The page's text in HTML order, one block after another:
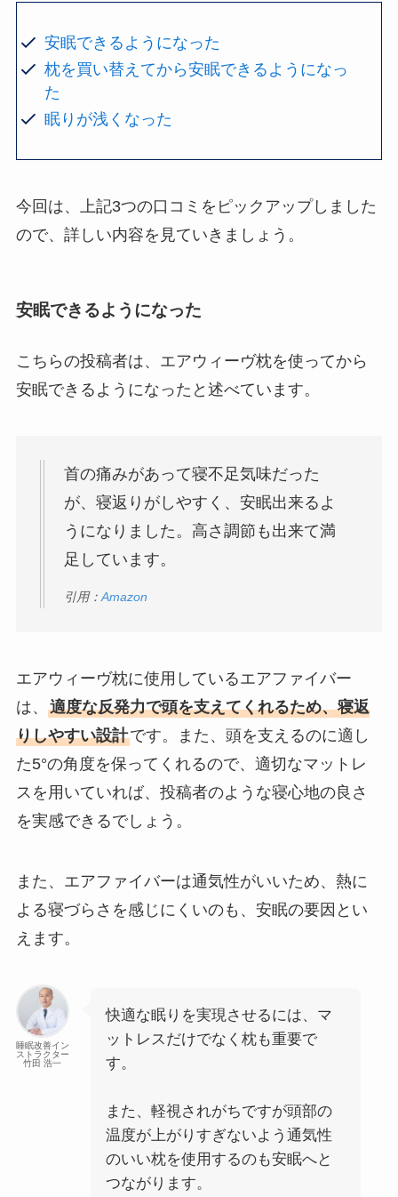
安眠できるようになった
枕を買い替えてから安眠できるようになっ
た
眠りが浅くなった
今回は、上記3つの口コミをピックアップしました
ので、詳しい内容を見ていきましょう。
安眠できるようになった
こちらの投稿者は、エアウィーヴ枕を使ってから
安眠できるようになったと述べています。
首の痛みがあって寝不足気味だった
が、寝返りがしやすく、安眠出来るよ
うになりました。高さ調節も出来て満
足しています。
引用：Amazon
エアウィーヴ枕に使用しているエアファイバー
は、 適度な反発力で頭を支えてくれるため、寝返
りしやすい設計です。また、頭を支えるのに適し
た5°の角度を保ってくれるので、適切なマットレ
スを用いていれば、投稿者のような寝心地の良さ
を実感できるでしょう。
また、エアファイバーは通気性がいいため、熱に
よる寝づらさを感じにくいのも、安眠の要因とい
えます。
睡眠改善イン
ストラクター
竹田 浩一
快適な眠りを実現させるには、マ
ットレスだけでなく枕も重要で
す。
また、軽視されがちですが頭部の
温度が上がりすぎないよう通気性
のいい枕を使用するのも安眠へと
つながります。